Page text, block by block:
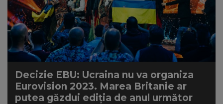
Decizie EBU: Ucraina nu va organiza
Eurovision 2023. Marea Britanie ar
putea găzdui ediția de anul următor